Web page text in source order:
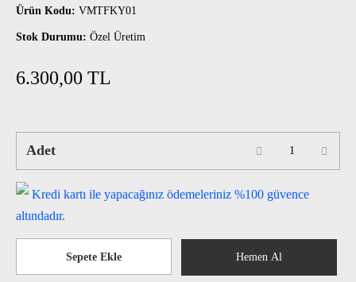
Ürün Kodu: VMTFKY01
Stok Durumu: Özel Üretim
6.300,00 TL
Adet
Kredi kartı ile yapacağınız ödemeleriniz %100 güvence
altındadır.